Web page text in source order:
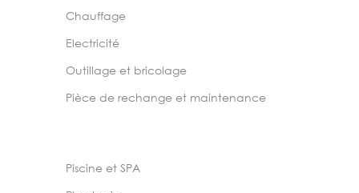
Chauffage
Electricité
Outillage et bricolage
Pièce de rechange et maintenance
Piscine et SPA